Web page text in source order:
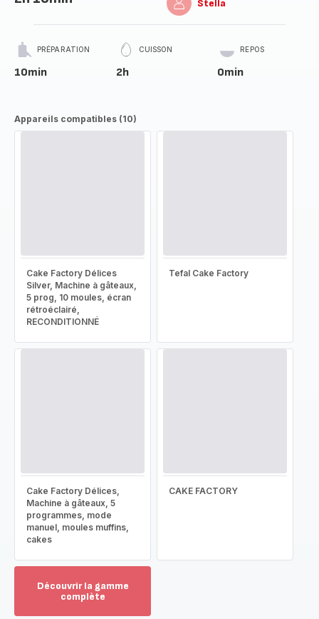
Stella
PRÉPARATION
10min
CUISSON
2h
REPOS
0min
Appareils compatibles (10)
Cake Factory Délices
Silver, Machine à gâteaux,
5 prog, 10 moules, écran
rétroéclairé,
RECONDITIONNÉ
Tefal Cake Factory
Cake Factory Délices,
Machine à gâteaux, 5
programmes, mode
manuel, moules muffins,
cakes
CAKE FACTORY
Découvrir la gamme
complète